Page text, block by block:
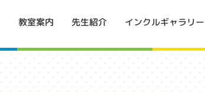
教室案内 先生紹介 インクルギャラリー